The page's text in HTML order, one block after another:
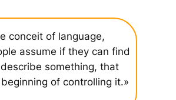
conceit of language,
assume if they can find
something, that
of controlling it.»